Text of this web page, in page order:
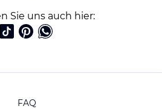
Sie uns auch hier:
FAQ